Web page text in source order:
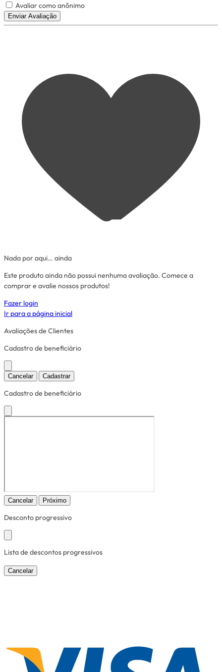
Avaliar como anônimo
Enviar Avaliação
Nada por aqui… ainda
Este produto ainda não possui nenhuma avaliação. Comece a
comprar e avalie nossos produtos!
Fazer login
Ir para a página inicial
Avaliações de Clientes
Cadastro de beneficiário
Cancelar Cadastrar
Cadastro de beneficiário
Cancelar Próximo
Desconto progressivo
Lista de descontos progressivos
Cancelar